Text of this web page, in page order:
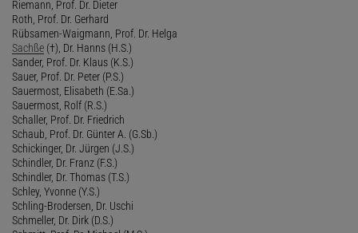
Riemann, Prof. Dr. Dieter
Roth, Prof. Dr. Gerhard
Rübsamen-Waigmann, Prof. Dr. Helga
Sachße (†), Dr. Hanns (H.S.)
Sander, Prof. Dr. Klaus (K.S.)
Sauer, Prof. Dr. Peter (P.S.)
Sauermost, Elisabeth (E.Sa.)
Sauermost, Rolf (R.S.)
Schaller, Prof. Dr. Friedrich
Schaub, Prof. Dr. Günter A. (G.Sb.)
Schickinger, Dr. Jürgen (J.S.)
Schindler, Dr. Franz (F.S.)
Schindler, Dr. Thomas (T.S.)
Schley, Yvonne (Y.S.)
Schling-Brodersen, Dr. Uschi
Schmeller, Dr. Dirk (D.S.)